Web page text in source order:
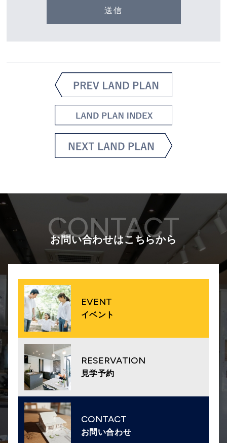
CONTACT
お問い合わせはこちらから
EVENT
イベント
RESERVATION
見学予約
CONTACT
お問い合わせ